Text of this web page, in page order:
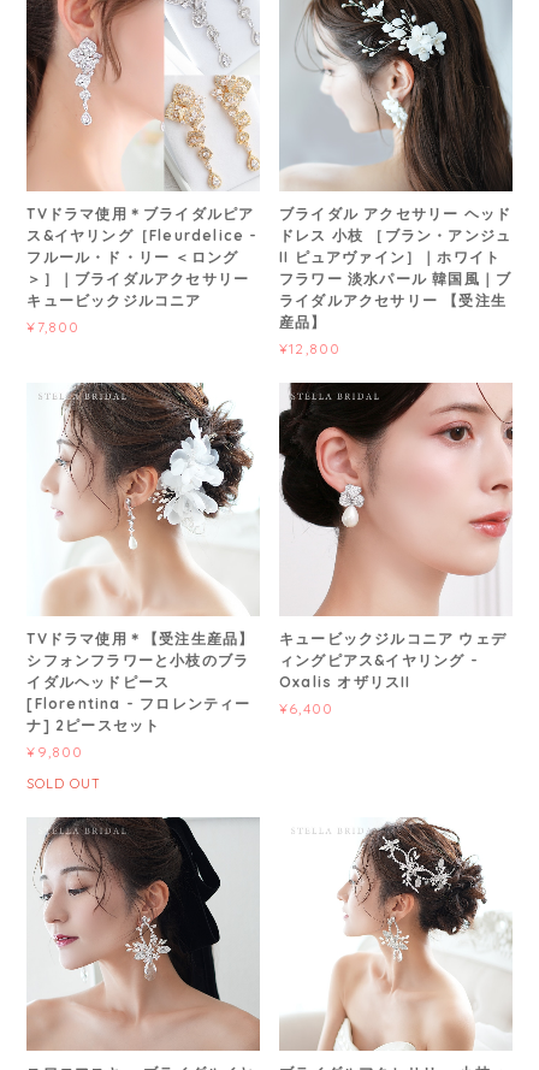
TVドラマ使用＊ブライダルピア
ス&イヤリング［Fleurdelice -
フルール・ド・リー ＜ロング
＞］｜ブライダルアクセサリー
キュービックジルコニア
¥7,800
ブライダル アクセサリー ヘッド
ドレス 小枝 ［ブラン・アンジュ
II ピュアヴァイン］｜ホワイト
フラワー 淡水パール 韓国風｜ブ
ライダルアクセサリー 【受注生
産品】
¥12,800
TVドラマ使用＊【受注生産品】
シフォンフラワーと小枝のブラ
イダルヘッドピース
[Florentina - フロレンティー
ナ] 2ピースセット
¥9,800
SOLD OUT
キュービックジルコニア ウェデ
ィングピアス&イヤリング -
Oxalis オザリスII
¥6,400